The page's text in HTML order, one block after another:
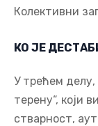
Колективни
КО ЈЕ
У трећем делу,
терену“, који
стварност,